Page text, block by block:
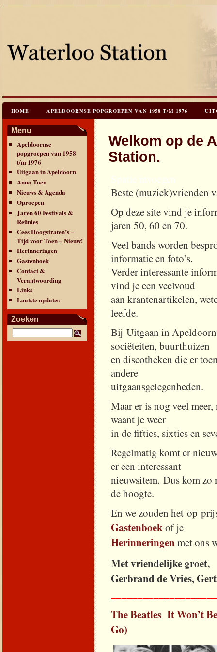
HOME APELDOORNSE POPGROEPEN VAN 1958 T/M 1976
JAREN 60 FESTIVALS & REÜNIES
CONTACT & VERANTWOORDING LINKS LAATSTE UPDATES
Menu
Apeldoornse
popgroepen van 1958
t/m 1976
Uitgaan in Apeldoorn
Anno Toen
Nieuws & Agenda
Oproepen
Jaren 60 Festivals &
Reünies
Cees Hoogstraten’s –
Tijd voor Toen – Nieuw!
Herinneringen
Gastenboek
Contact &
Verantwoording
Links
Laatste updates
Zoeken
Welkom op de
Station.
Beste (muziek)vrienden
Op deze site vind je
jaren 50, 60 en 70.
Veel bands worden
informatie en foto’s.
Verder interessante
vind je een veelvoud
aan krantenartikelen,
leefde.
Bij Uitgaan in Apeldoorn
sociëteiten, buurthuizen
en discotheken die er
andere
uitgaansgelegenheden.
Maar er is nog veel
waant je weer
in de fifties, sixties en
Regelmatig komt er
er een interessant
nieuwsitem. Dus kom zo
de hoogte.
En we zouden het op
Gastenboekof je
Herinneringenmet ons
Met vriendelijke groet,
Gerbrand de Vries,
The Beatles It Won’t
Go)